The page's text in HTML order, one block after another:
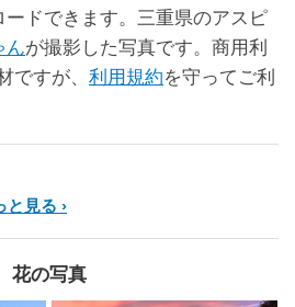
ドできます。三重県のアスピ
んが撮影した写真です。商用利
ですが、 利用規約を守ってご利
と見る
花の写真